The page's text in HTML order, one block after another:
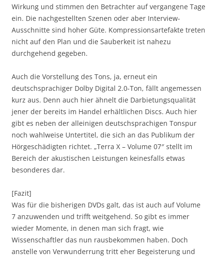
Wirkung und stimmen den Betrachter auf vergangene Tage
ein. Die nachgestellten Szenen oder aber Interview-
Ausschnitte sind hoher Güte. Kompressionsartefakte treten
nicht auf den Plan und die Sauberkeit ist nahezu
durchgehend gegeben.
Auch die Vorstellung des Tons, ja, erneut ein
deutschsprachiger Dolby Digital 2.0-Ton, fällt angemessen
kurz aus. Denn auch hier ähnelt die Darbietungsqualität
jener der bereits im Handel erhältlichen Discs. Auch hier
gibt es neben der alleinigen deutschsprachigen Tonspur
noch wahlweise Untertitel, die sich an das Publikum der
Hörgeschädigten richtet. „Terra X – Volume 07″ stellt im
Bereich der akustischen Leistungen keinesfalls etwas
besonderes dar.
[Fazit]
Was für die bisherigen DVDs galt, das ist auch auf Volume
7 anzuwenden und trifft weitgehend. So gibt es immer
wieder Momente, in denen man sich fragt, wie
Wissenschaftler das nun rausbekommen haben. Doch
anstelle von Verwunderrung tritt eher Begeisterung und